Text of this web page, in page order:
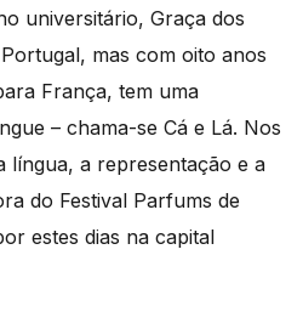
universitário, Graça dos
mas com oito anos
França, tem uma
– chama-se Cá e Lá. Nos
língua, a representação e a
do Festival Parfums de
estes dias na capital